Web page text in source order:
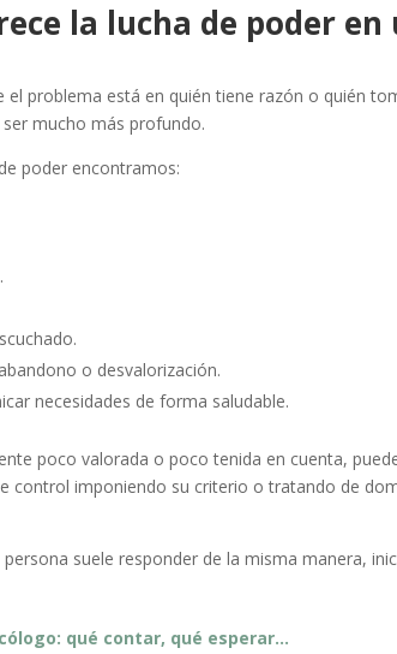
la lucha de poder en
el problema está en quién tiene razón o quién
mucho más profundo.
poder encontramos:
o desvalorización.
necesidades de forma saludable.
poco valorada o poco tenida en cuenta,
control imponiendo su criterio o tratando de
suele responder de la misma manera,
qué contar, qué esperar…